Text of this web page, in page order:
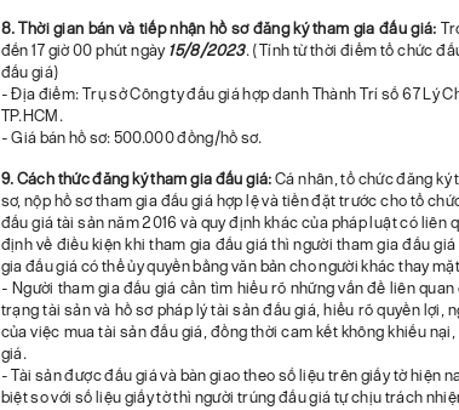
8. Thời gian bán và tiếp nhận hồ sơ đăng ký tham gia đấu giá:
đến 17 giờ 00 phút ngày 15/8/2023. (Tính từ thời điểm tổ chức
đấu giá)
- Địa điểm: Trụ sở Công ty đấu giá hợp danh Thành Trí số 67 Lý
TP.HCM.
- Giá bán hồ sơ: 500.000 đồng/hồ sơ.
9. Cách thức đăng ký tham gia đấu giá:Cá nhân, tổ chức đăng ký
sơ, nộp hồ sơ tham gia đấu giá hợp lệ và tiền đặt trước cho tổ
đấu giá tài sản năm 2016 và quy định khác của pháp luật có liên
định về điều kiện khi tham gia đấu giá thì người tham gia đấu
gia đấu giá có thể ủy quyền bằng văn bản cho người khác thay
- Người tham gia đấu giá cần tìm hiểu rõ những vấn đề liên
trạng tài sản và hồ sơ pháp lý tài sản đấu giá, hiểu rõ quyền lợi,
của việc mua tài sản đấu giá, đồng thời cam kết không khiếu
giá.
- Tài sản được đấu giá và bàn giao theo số liệu trên giấy tờ hiện
biệt so với số liệu giấy tờ thì người trúng đấu giá tự chịu trách